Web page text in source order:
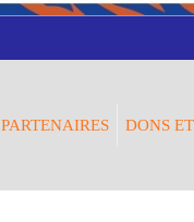
PARTENAIRES DONS